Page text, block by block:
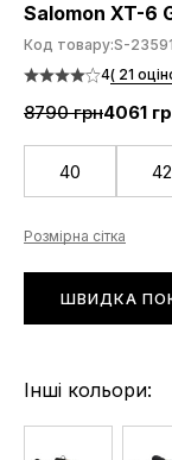
Salomon XT-6
Код товару:S-
4( 21
8790 грн4061
40 42
Розмірна сітка
ШВИДКА
Інші кольори: